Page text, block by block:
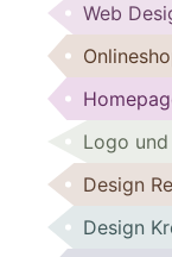
Web
Logo
Design
Design